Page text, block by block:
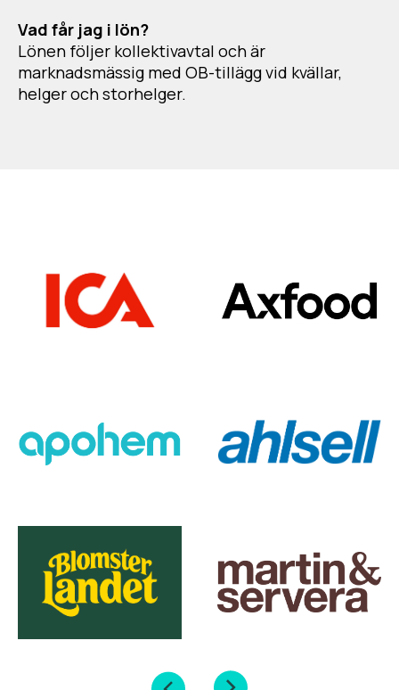
Vad får jag i lön?
Lönen följer kollektivavtal och är
marknadsmässig med OB-tillägg vid kvällar,
helger och storhelger.